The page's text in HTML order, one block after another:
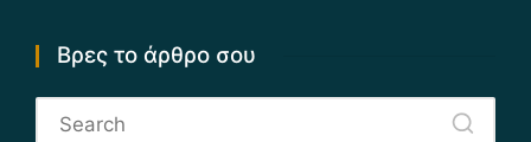
Βρες το άρθρο σου